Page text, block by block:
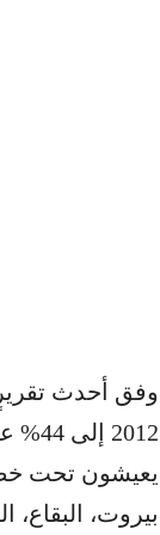
يعيشون تحت
بيروت، البقاع،